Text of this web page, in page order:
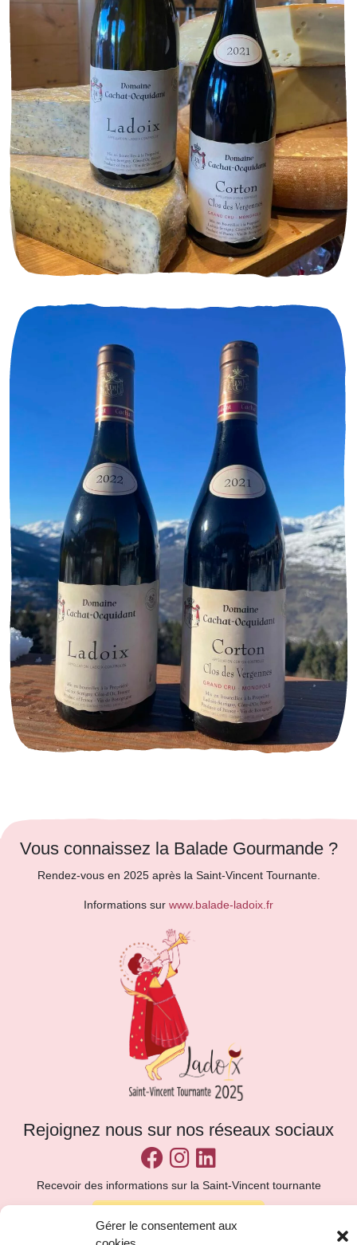
Gérer le consentement aux
Vous connaissez la Balade Gourmande ?
Rendez-vous en 2025 après la Saint-Vincent Tournante.
Informations sur www.balade-ladoix.fr
Rejoignez nous sur nos réseaux sociaux
Recevoir des informations sur la Saint-Vincent tournante